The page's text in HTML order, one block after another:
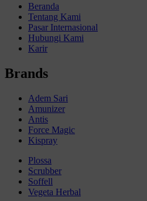
Beranda
Tentang Kami
Pasar Internasional
Hubungi Kami
Karir
Brands
Adem Sari
Amunizer
Antis
Force Magic
Kispray
Plossa
Scrubber
Soffell
Vegeta Herbal